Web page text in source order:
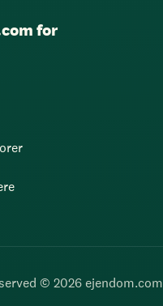
for
© 2026 ejendom.com